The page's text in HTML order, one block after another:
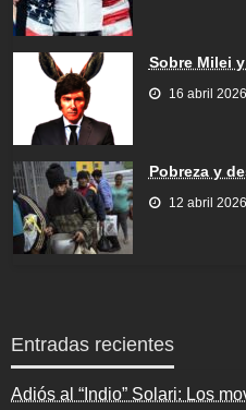
Sobre Milei
16 abril 2026
Pobreza y
12 abril 2026
Entradas recientes
Adiós al “Indio” Solari: Los